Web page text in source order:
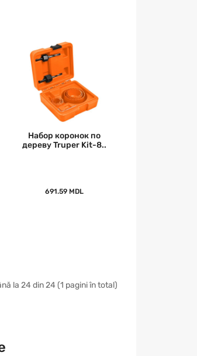
Набор коронок по
дереву Truper Kit-8..
691.59 MDL
la 24 din 24 (1 pagini în total)